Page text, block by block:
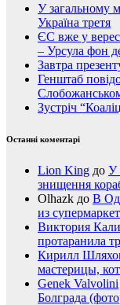
У загальному
Україна третя
ЄС вже у
– Урсула фон
Завтра
Генштаб
Зустріч
Останні коментарі
Lion King до У
знищення
Olhazk до В
из
Виктория
протаранила
Кирилл
мастерицы,
Genek Valvolini
Болграда